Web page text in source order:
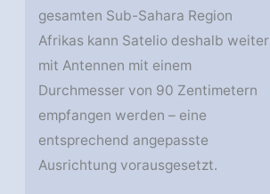
gesamten Sub-Sahara Region
Afrikas kann Satelio deshalb weiter
mit Antennen mit einem
Durchmesser von 90 Zentimetern
empfangen werden – eine
entsprechend angepasste
Ausrichtung vorausgesetzt.